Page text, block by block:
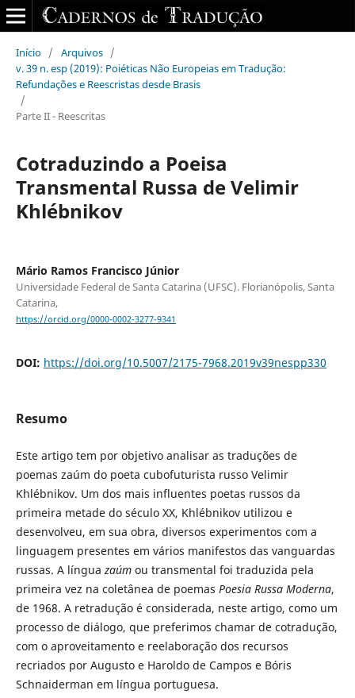
Início / Arquivos /
v. 39 n. esp (2019): Poiéticas Não Europeias em Tradução:
Refundações e Reescristas desde Brasis
/
Parte II - Reescritas
Cotraduzindo a Poeisa
Transmental Russa de Velimir
Khlébnikov
Mário Ramos Francisco Júnior
Universidade Federal de Santa Catarina (UFSC). Florianópolis, Santa
Catarina,
https://orcid.org/0000-0002-3277-9341
DOI: https://doi.org/10.5007/2175-7968.2019v39nespp330
Resumo
Este artigo tem por objetivo analisar as traduções de
poemas zaúm do poeta cubofuturista russo Velimir
Khlébnikov. Um dos mais influentes poetas russos da
primeira metade do século XX, Khlébnikov utilizou e
desenvolveu, em sua obra, diversos experimentos com a
linguagem presentes em vários manifestos das vanguardas
russas. A línguazaúmou transmental foi traduzida pela
primeira vez na coletânea de poemas Poesia Russa Moderna,
de 1968. A retradução é considerada, neste artigo, como um
processo de diálogo, que preferimos chamar de cotradução,
com o aproveitamento e reelaboração dos recursos
recriados por Augusto e Haroldo de Campos e Bóris
Schnaiderman em língua portuguesa.